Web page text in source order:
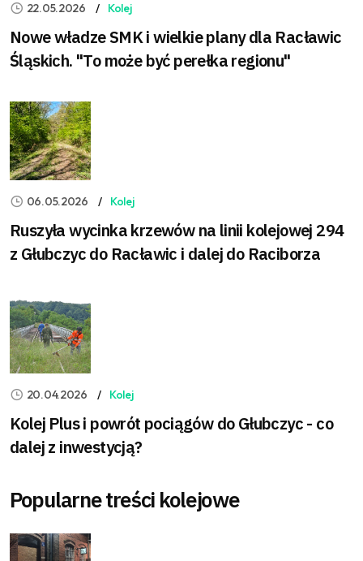
22.05.2026 Kolej
Nowe władze SMK i wielkie plany dla Racławic
Śląskich. "To może być perełka regionu"
06.05.2026 Kolej
Ruszyła wycinka krzewów na linii kolejowej 294
z Głubczyc do Racławic i dalej do Raciborza
20.04.2026 Kolej
Kolej Plus i powrót pociągów do Głubczyc - co
dalej z inwestycją?
Popularne treści kolejowe